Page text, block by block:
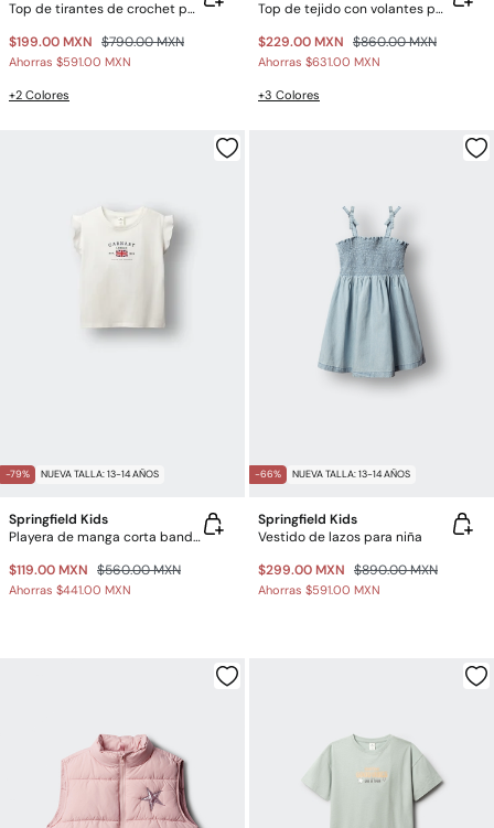
Top de tirantes de crochet para niña
$199.00 MXN $790.00 MXN
Ahorras $591.00 MXN
+2 Colores
Top de tejido con volantes para niña
$229.00 MXN $860.00 MXN
Ahorras $631.00 MXN
+3 Colores
-79% NUEVA TALLA: 13-14 AÑOS
Springfield Kids
Playera de manga corta bandera niña
$119.00 MXN $560.00 MXN
Ahorras $441.00 MXN
-66% NUEVA TALLA: 13-14 AÑOS
Springfield Kids
Vestido de lazos para niña
$299.00 MXN $890.00 MXN
Ahorras $591.00 MXN